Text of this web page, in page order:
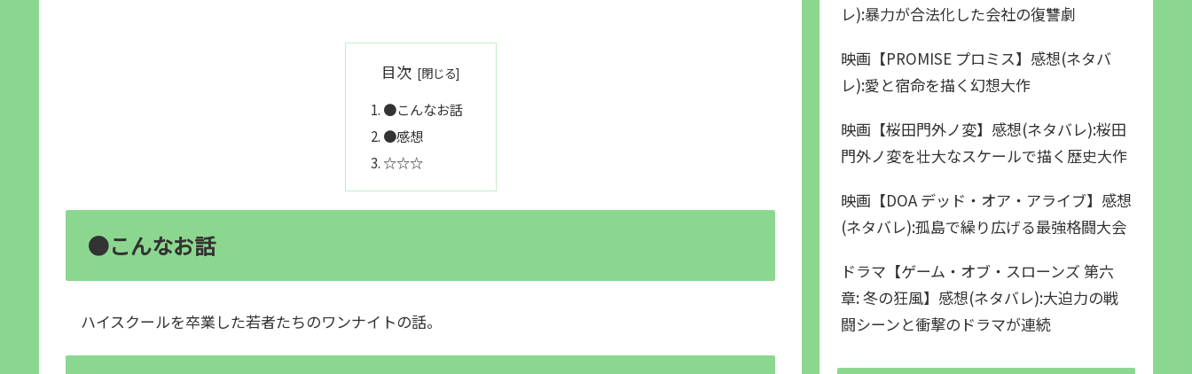
目次
●こんなお話
●感想
☆☆☆
●こんなお話
ハイスクールを卒業した若者たちのワンナイトの話。
レ):暴力が合法化した会社の復讐劇
映画【PROMISE プロミス】感想(ネタバ
レ):愛と宿命を描く幻想大作
映画【桜田門外ノ変】感想(ネタバレ):桜田
門外ノ変を壮大なスケールで描く歴史大作
映画【DOA デッド・オア・アライブ】感想
(ネタバレ):孤島で繰り広げる最強格闘大会
ドラマ【ゲーム・オブ・スローンズ 第六
章: 冬の狂風】感想(ネタバレ):大迫力の戦
闘シーンと衝撃のドラマが連続